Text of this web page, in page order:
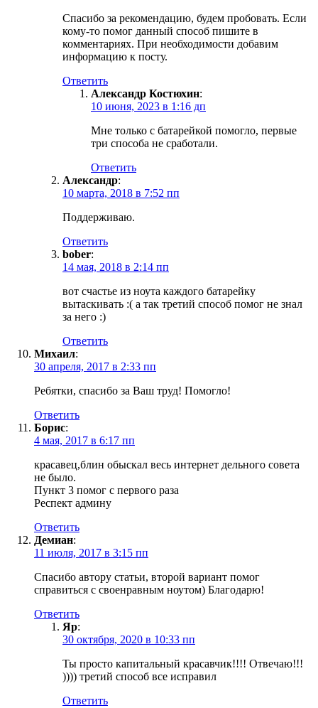
Спасибо за рекомендацию, будем пробовать. Если
кому-то помог данный способ пишите в
комментариях. При необходимости добавим
информацию к посту.
Ответить
Александр Костюхин:
10 июня, 2023 в 1:16 дп
Мне только с батарейкой помогло, первые
три способа не сработали.
Ответить
Александр:
10 марта, 2018 в 7:52 пп
Поддерживаю.
Ответить
bober:
14 мая, 2018 в 2:14 пп
вот счастье из ноута каждого батарейку
вытаскивать :( а так третий способ помог не знал
за него :)
Ответить
Михаил:
30 апреля, 2017 в 2:33 пп
Ребятки, спасибо за Ваш труд! Помогло!
Ответить
Борис:
4 мая, 2017 в 6:17 пп
красавец,блин обыскал весь интернет дельного совета
не было.
Пункт 3 помог с первого раза
Респект админу
Ответить
Демиан:
11 июля, 2017 в 3:15 пп
Спасибо автору статьи, второй вариант помог
справиться с своенравным ноутом) Благодарю!
Ответить
Яр:
30 октября, 2020 в 10:33 пп
Ты просто капитальный красавчик!!!! Отвечаю!!!
)))) третий способ все исправил
Ответить